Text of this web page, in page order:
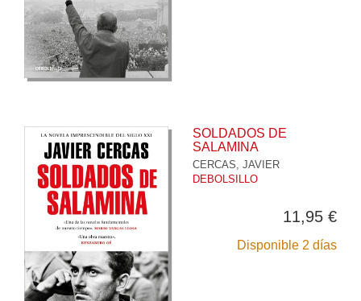
SOLDADOS DE
SALAMINA
CERCAS, JAVIER
DEBOLSILLO
11,95 €
Disponible 2 días